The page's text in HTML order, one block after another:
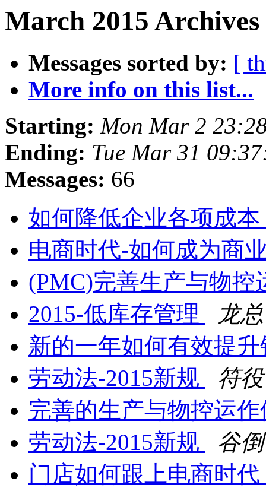
March 2015
Messages sorted by: [
More info on this list...
Starting: Mon Mar 2
Ending: Tue Mar 31
Messages: 66
如何降低企业各项成本
电商时代-如何成为商
(PMC)完善生产与物
2015-低库存管理
龙总
新的一年如何有效提
劳动法-2015新规
符役
完善的生产与物控运
劳动法-2015新规
谷倒
门店如何跟上电商时代